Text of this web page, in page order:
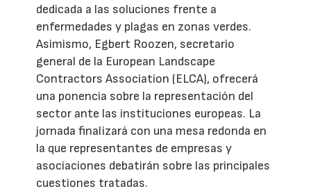
dedicada a las soluciones frente a
enfermedades y plagas en zonas verdes.
Asimismo, Egbert Roozen, secretario
general de la European Landscape
Contractors Association (ELCA), ofrecerá
una ponencia sobre la representación del
sector ante las instituciones europeas. La
jornada finalizará con una mesa redonda en
la que representantes de empresas y
asociaciones debatirán sobre las principales
cuestiones tratadas.